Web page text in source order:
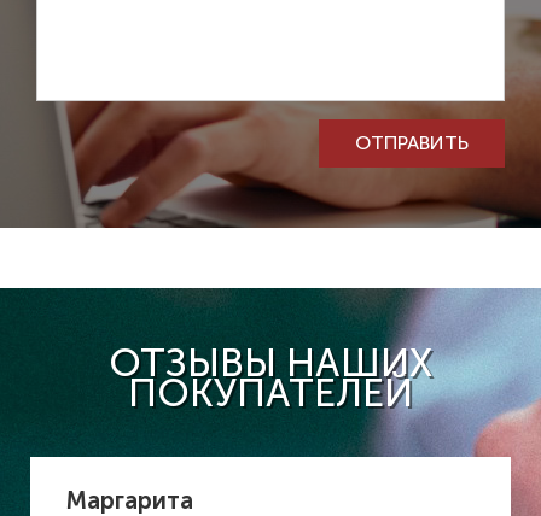
Комментарий
ОТПРАВИТЬ
ОТЗЫВЫ НАШИХ
ПОКУПАТЕЛЕЙ
Маргарита